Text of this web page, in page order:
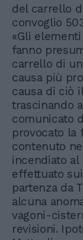
del carrello
convoglio
«Gli
fanno
carrello di
causa più
causa di ciò
trascinando
comunicato
provocato la
contenuto
incendiato
effettuato
partenza da
alcuna
vagoni-
revisioni.